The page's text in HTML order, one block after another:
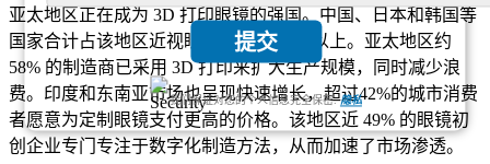
提交
我们保证对您的个人信息完全保密.隐私
亚太地区正在成为 3D 打印眼镜的强国。中国、日本和韩国等
国家合计占该地区近视眼镜需求的 65% 以上。亚太地区约
58% 的制造商已采用 3D 打印来扩大生产规模，同时减少浪
费。印度和东南亚市场也呈现快速增长，超过42%的城市消费
者愿意为定制眼镜支付更高的价格。该地区近 49% 的眼镜初
创企业专门专注于数字化制造方法，从而加速了市场渗透。